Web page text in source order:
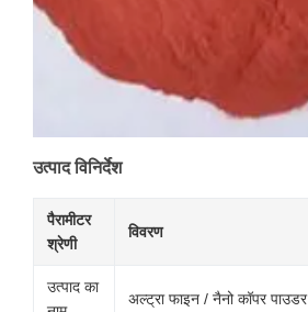
उत्पाद विनिर्देश
पैरामीटर
श्रेणी
विवरण
उत्पाद का
अल्ट्रा फाइन / नैनो कॉपर पाउडर